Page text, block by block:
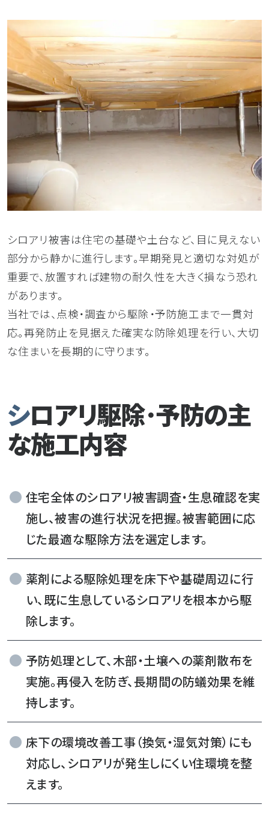
シロアリ被害は住宅の基礎や土台など、目に見えない
部分から静かに進行します。早期発見と適切な対処が
重要で、放置すれば建物の耐久性を大きく損なう恐れ
があります。
当社では、点検・調査から駆除・予防施工まで一貫対
応。再発防止を見据えた確実な防除処理を行い、大切
な住まいを長期的に守ります。
シロアリ駆除･予防の主
な施工内容
住宅全体のシロアリ被害調査・生息確認を実
施し、被害の進行状況を把握。被害範囲に応
じた最適な駆除方法を選定します。
薬剤による駆除処理を床下や基礎周辺に行
い、既に生息しているシロアリを根本から駆
除します。
予防処理として、木部・土壌への薬剤散布を
実施。再侵入を防ぎ、長期間の防蟻効果を維
持します。
床下の環境改善工事（換気・湿気対策）にも
対応し、シロアリが発生しにくい住環境を整
えます。